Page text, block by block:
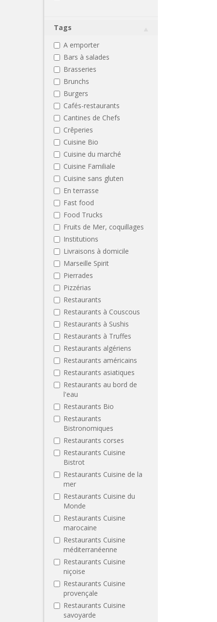
Tags
A emporter
Bars à salades
Brasseries
Brunchs
Burgers
Cafés-restaurants
Cantines de Chefs
Crêperies
Cuisine Bio
Cuisine du marché
Cuisine Familiale
Cuisine sans gluten
En terrasse
Fast food
Food Trucks
Fruits de Mer, coquillages
Institutions
Livraisons à domicile
Marseille Spirit
Pierrades
Pizzérias
Restaurants
Restaurants à Couscous
Restaurants à Sushis
Restaurants à Truffes
Restaurants algériens
Restaurants américains
Restaurants asiatiques
Restaurants au bord de
l'eau
Restaurants Bio
Restaurants
Bistronomiques
Restaurants corses
Restaurants Cuisine
Bistrot
Restaurants Cuisine de la
mer
Restaurants Cuisine du
Monde
Restaurants Cuisine
marocaine
Restaurants Cuisine
méditerranéenne
Restaurants Cuisine
niçoise
Restaurants Cuisine
provençale
Restaurants Cuisine
savoyarde